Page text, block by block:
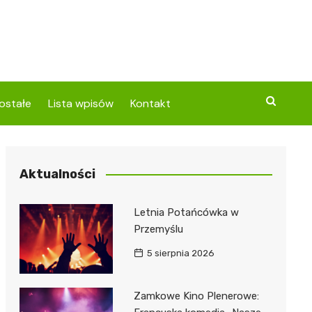
Lista wpisów Kontakt
Aktualności
Letnia Potańcówka w
Przemyślu
5 sierpnia 2026
Zamkowe Kino Plenerowe: